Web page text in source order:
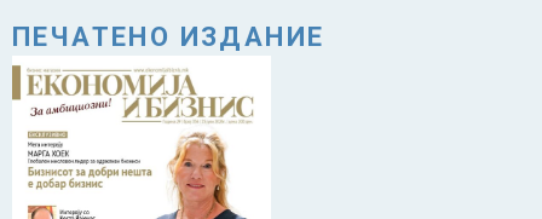
ПЕЧАТЕНО ИЗДАНИЕ